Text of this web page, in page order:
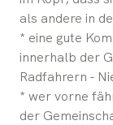
als andere in
* eine gute
innerhalb der
Radfahrern -
* wer vorne
der